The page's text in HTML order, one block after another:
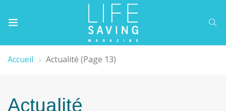
Accueil Actualité (Page 13)
Actualité